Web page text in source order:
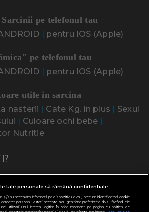
Sarcinii pe telefonul tau
| pentru IOS (Apple)
pe telefonul tau
| pentru IOS (Apple)
utile in sarcina
nasterii | Cate Kg. in plus | Sexul
| Culoare ochi bebe |
Nutritie
Probleme cu sarcina
Probleme alaptare Bebe plange
tale personale să rămână confidențiale
și/sau accesăm informații pe dispozitivul dvs., precum identificatorii cookie
caracter personal. Puteți accepta sau gestiona preferințele dvs. făcând clic
utilizării unui interes legitim în orice moment pe pagina cu politica de